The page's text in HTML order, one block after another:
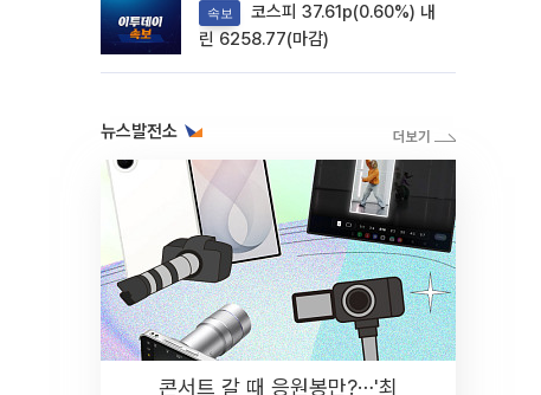
속보
린 6258.77(마감)
뉴스발전소
콘서트 갈 때 응원봉만?⋯'최